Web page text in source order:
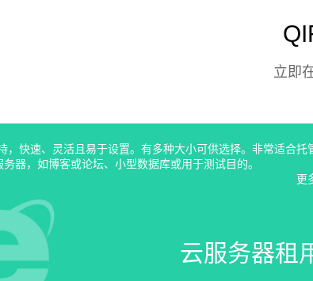
立即
，快速、灵活且易于设置。有多种大小可供选择。非常适合托
器，如博客或论坛、小型数据库或用于测试目的。
更
云服务器租